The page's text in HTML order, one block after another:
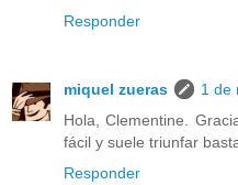
Responder
miquel zueras
1 de
Hola, Clementine.
fácil y suele triunfar
Responder